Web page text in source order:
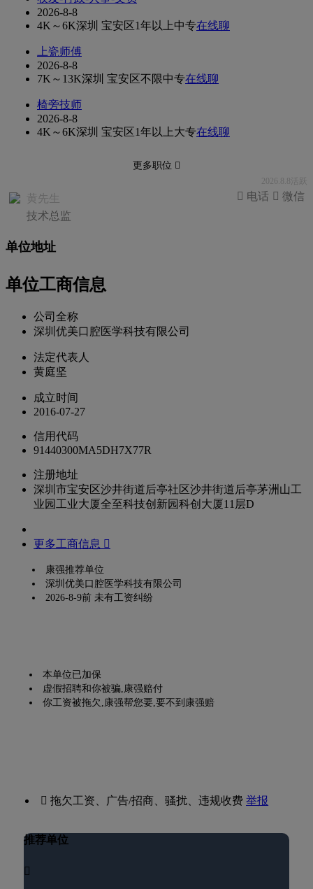
2026-8-8
4K～6K深圳 宝安区1年以上中专在线聊
上瓷师傅
2026-8-8
7K～13K深圳 宝安区不限中专在线聊
椅旁技师
2026-8-8
4K～6K深圳 宝安区1年以上大专在线聊
更多职位 
2026.8.8活跃
黄先生
技术总监
 微信
 电话
单位地址
单位工商信息
公司全称
深圳优美口腔医学科技有限公司
法定代表人
黄庭坚
成立时间
2016-07-27
信用代码
91440300MA5DH7X77R
注册地址
深圳市宝安区沙井街道后亭社区沙井街道后亭茅洲山工
业园工业大厦全至科技创新园科创大厦11层D
更多工商信息 
康强推荐单位
深圳优美口腔医学科技有限公司
2026-8-9前 未有工资纠纷
本单位已加保
虚假招聘和你被骗,康强赔付
你工资被拖欠,康强帮您要,要不到康强赔
 拖欠工资、广告/招商、骚扰、违规收费举报
推荐单位
